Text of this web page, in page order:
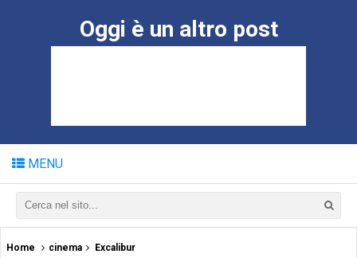
Oggi è un altro post
MENU
Home cinema Excalibur